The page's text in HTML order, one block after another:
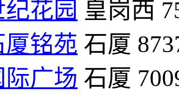
花园 皇岗西
铭苑 石厦
广场 石厦